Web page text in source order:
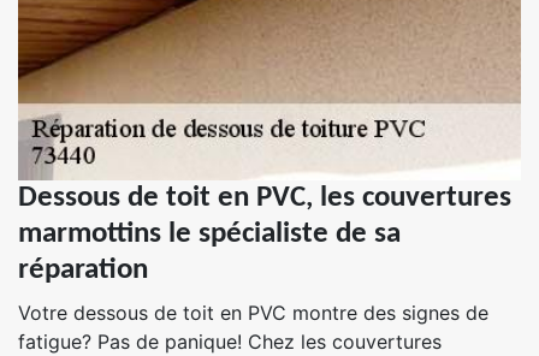
Dessous de toit en PVC, les couvertures
marmottins le spécialiste de sa
réparation
Votre dessous de toit en PVC montre des signes de
fatigue? Pas de panique! Chez les couvertures